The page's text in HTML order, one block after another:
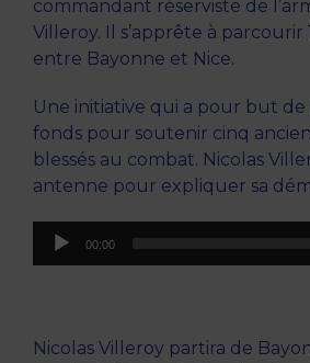
commandant réserviste de
Villeroy. Il s’apprête à parcourir
entre Bayonne et Nice.
Une initiative qui a pour but
fonds pour soutenir cinq
blessés au combat. Nicolas
antenne pour expliquer sa
Lecteur
00:00
Nicolas Villeroy partira de